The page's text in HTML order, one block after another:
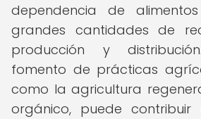
dependencia de
grandes cantidades de
producción y
fomento de prácticas
como la agricultura
orgánico, puede